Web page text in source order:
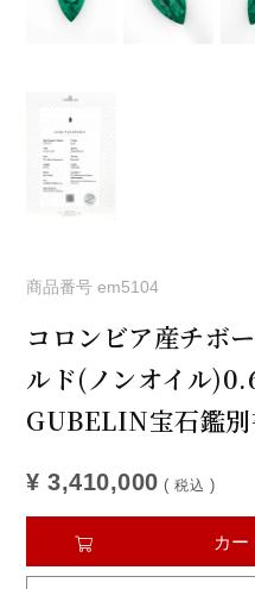
商品番号 em5104
コロンビア産チボ
ルド(ノンオイル
GUBELIN宝石鑑
¥ 3,410,000 税込
カー